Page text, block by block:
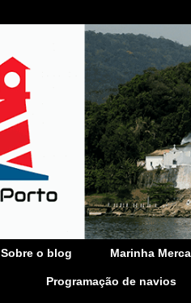
Sobre o blog Marinha
Programação de navios